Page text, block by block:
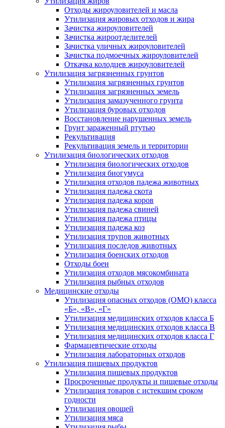
Отходы жироуловителей и масла
Утилизация жировых отходов и жира
Зачистка жироуловителей
Зачистка жироотделителей
Зачистка уличных жироуловителей
Зачистка подмоечных жироуловителей
Откачка колодцев жироуловителей
Утилизация загрязненных грунтов
Утилизация загрязненных грунтов
Утилизация загрязненных земель
Утилизация замазученного грунта
Утилизация буровых отходов
Восстановление нарушенных земель
Грунт зараженный ртутью
Рекультивация
Рекультивация земель и территории
Утилизация биологических отходов
Утилизация биологических отходов
Утилизация биогумуса
Утилизация отходов падежа животных
Утилизация падежа скота
Утилизация падежа коров
Утилизация падежа свиней
Утилизация падежа птицы
Утилизация падежа коз
Утилизация трупов животных
Утилизация последов животных
Утилизация боенских отходов
Отходы боен
Утилизация отходов мясокомбината
Утилизация рыбных отходов
Медицинские отходы
Утилизация опасных отходов (ОМО) класса
«Б», «В», «Г»
Утилизация медицинских отходов класса Б
Утилизация медицинских отходов класса В
Утилизация медицинских отходов класса Г
Фармацевтические отходы
Утилизация лабораторных отходов
Утилизация пищевых продуктов
Утилизация пищевых продуктов
Просроченные продукты и пищевые отходы
Утилизация товаров с истекшим сроком
годности
Утилизация овощей
Утилизация мяса